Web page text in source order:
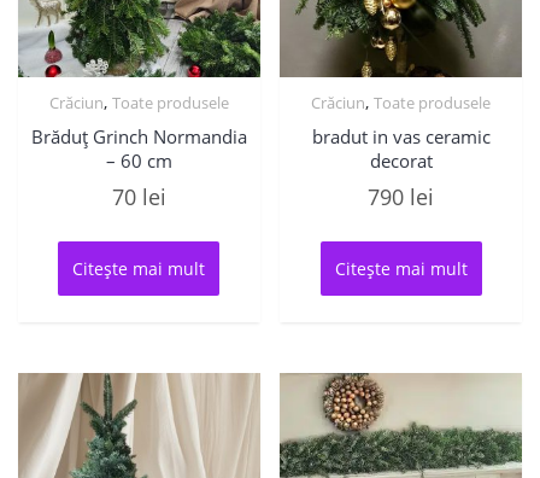
Crăciun, Toate produsele
Brăduț Grinch Normandia
– 60 cm
70 lei
Citește mai mult
Crăciun,Toate produsele
bradut in vas ceramic
decorat
790 lei
Citește mai mult